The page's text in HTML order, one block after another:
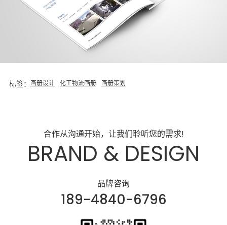
标签： 画册设计 化工物流画册 画册策划
合作从沟通开始，让我们聆听您的需求!
BRAND & DESIGN
品牌咨询
189-4840-6796